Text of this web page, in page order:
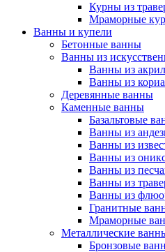
Курны из
Мраморные
Ванны и купели
Бетонные ванны
Ванны из
Ванны из
Ванны из
Деревянные ванны
Каменные ванны
Базальтовые
Ванны из
Ванны из
Ванны из
Ванны из
Ванны из
Ванны из
Гранитные
Мраморные
Металлические
Бронзовые